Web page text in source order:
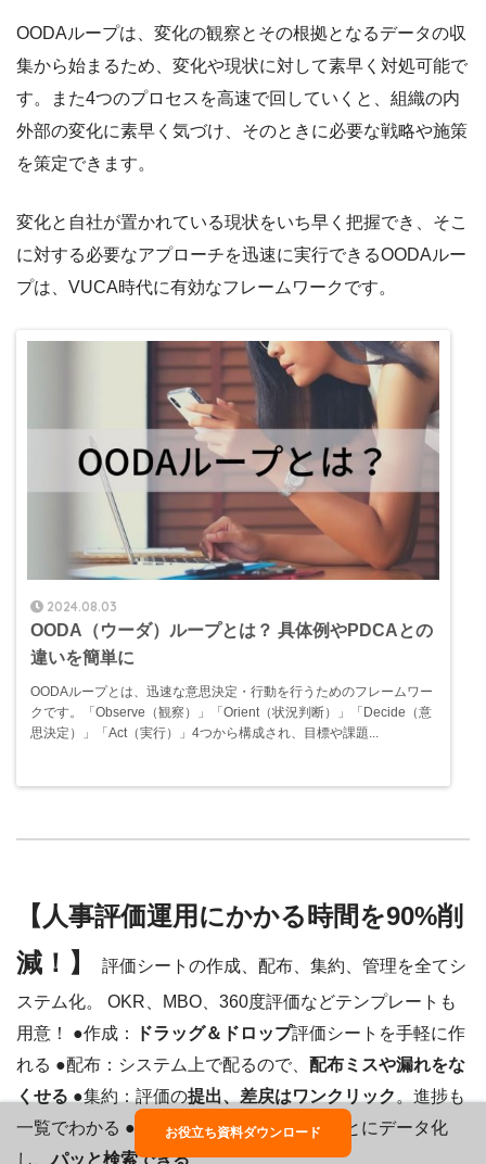
OODAループは、変化の観察とその根拠となるデータの収
集から始まるため、変化や現状に対して素早く対処可能で
す。また4つのプロセスを高速で回していくと、組織の内
外部の変化に素早く気づけ、そのときに必要な戦略や施策
を策定できます。
変化と自社が置かれている現状をいち早く把握でき、そこ
に対する必要なアプローチを迅速に実行できるOODAルー
プは、VUCA時代に有効なフレームワークです。
2024.08.03
OODA（ウーダ）ループとは？ 具体例やPDCAとの
違いを簡単に
OODAループとは、迅速な意思決定・行動を行うためのフレームワー
クです。「Observe（観察）」「Orient（状況判断）」「Decide（意
思決定）」「Act（実行）」4つから構成され、目標や課題...
【人事評価運用にかかる時間を90%削
減！】
評価シートの作成、配布、集約、管理を全てシ
ステム化。 OKR、MBO、360度評価などテンプレートも
用意！ ●作成：
ドラッグ＆ドロップ評価シートを手軽に作
れる ●配布：システム上で配るので、 配布ミスや漏れをな
くせる ●集約：評価の提出、差戻はワンクリック 。進捗も
一覧でわかる ●管理：過去の結果も社員ごとにデータ化
し、 パッと検索できる
お役立ち資料ダウンロード